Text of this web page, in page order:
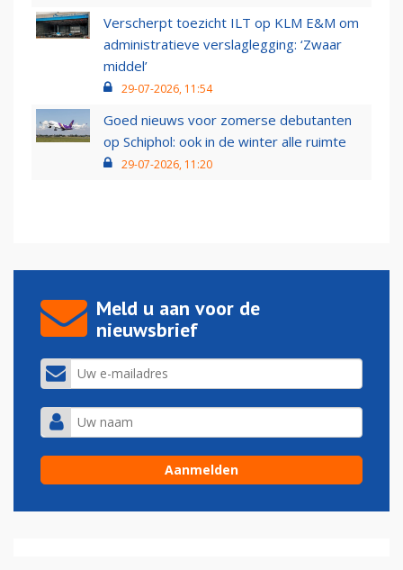
Verscherpt toezicht ILT op KLM E&M om
administratieve verslaglegging: ‘Zwaar
middel’
29-07-2026, 11:54
Goed nieuws voor zomerse debutanten
op Schiphol: ook in de winter alle ruimte
29-07-2026, 11:20
Meld u aan voor de
nieuwsbrief